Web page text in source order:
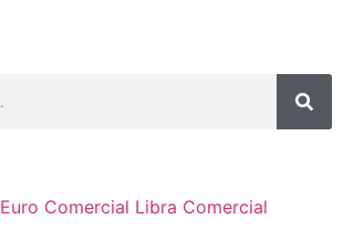
Euro Comercial Libra Comercial